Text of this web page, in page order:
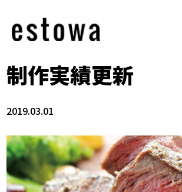
制作実績更新
2019.03.01